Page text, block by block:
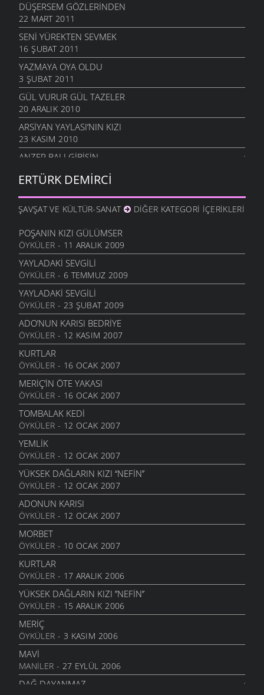
DÜŞERSEM GÖZLERINDEN
22 MART 2011
SENI YÜREKTEN SEVMEK
16 ŞUBAT 2011
YAZMAYA OYA OLDU
3 ŞUBAT 2011
GÜL VURUR GÜL TAZELER
20 ARALIK 2010
ARSIYAN YAYLASI’NIN KIZI
23 KASIM 2010
ANZER BALI GIBISIN
SEVERIM İSTANBULU
14 EKIM 2010
GÖZLER SESSIZ AĞLADI
10 EKIM 2010
İÇIMDE SAKLIYORUM
29 EYLÜL 2010
SENSIZIM ŞIMDI
23 EYLÜL 2010
HAYALIN
20 AĞUSTOS 2010
DIRHEM DIRHEM
22 TEMMUZ 2010
GEZELIM SAHILI
28 HAZIRAN 2010
SEN VARSIN BU ŞEHIRDE
10 HAZIRAN 2010
SEVDANIN PANAYIRI
23 MAYIS 2010
BITMEZ BU AĞLAYIŞLAR
7 MAYIS 2010
NAZAR BONCUĞU GIBI
25 NISAN 2010
YALANMIŞ
10 NISAN 2010
İNADINA YAŞAMAK
30 MART 2010
GERIYE DÖNMEDIN KI
21 MART 2010
ŞAVŞAT YOLUNDA
10 MART 2010
İSTANBUL GÜZELI
10 MART 2010
SAZLAR SUSTU
4 MART 2010
ERTÜRK DEMIRCI
ŞAVŞAT VE KÜLTÜR-SANAT DIĞER KATEGORI İÇERIKLERI
POŞANIN KIZI GÜLÜMSER
ÖYKÜLER - 11 ARALIK 2009
YAYLADAKI SEVGILI
ÖYKÜLER - 6 TEMMUZ 2009
YAYLADAKI SEVGILI
ÖYKÜLER - 23 ŞUBAT 2009
ADO’NUN KARISI BEDRIYE
ÖYKÜLER - 12 KASIM 2007
KURTLAR
ÖYKÜLER - 16 OCAK 2007
MERİÇ’İN ÖTE YAKASI
ÖYKÜLER - 16 OCAK 2007
TOMBALAK KEDİ
ÖYKÜLER - 12 OCAK 2007
YEMLİK
ÖYKÜLER - 12 OCAK 2007
YÜKSEK DAĞLARIN KIZI ‘‘NEFİN’’
ÖYKÜLER - 12 OCAK 2007
ADONUN KARISI
ÖYKÜLER - 12 OCAK 2007
MORBET
ÖYKÜLER - 10 OCAK 2007
KURTLAR
ÖYKÜLER - 17 ARALIK 2006
YÜKSEK DAĞLARIN KIZI ’’NEFIN’’
ÖYKÜLER - 15 ARALIK 2006
MERIÇ
ÖYKÜLER - 3 KASIM 2006
MAVI
MANILER - 27 EYLÜL 2006
DAĞ DAYANMAZ